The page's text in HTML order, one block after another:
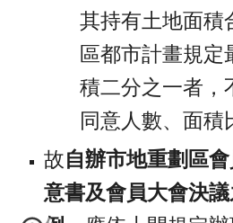
其持有土地面積
區都市計畫規定
積二分之一者，
同意人數、面積
故自辦市地重劃區
意書及會員大會決